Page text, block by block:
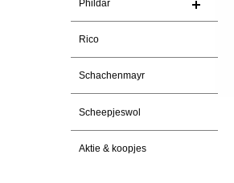
Phildar
Rico
Schachenmayr
Scheepjeswol
Aktie & koopjes